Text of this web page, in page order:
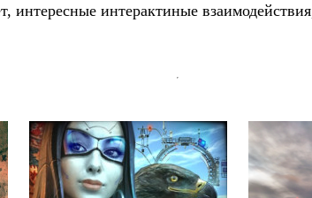
интересные интерактиные